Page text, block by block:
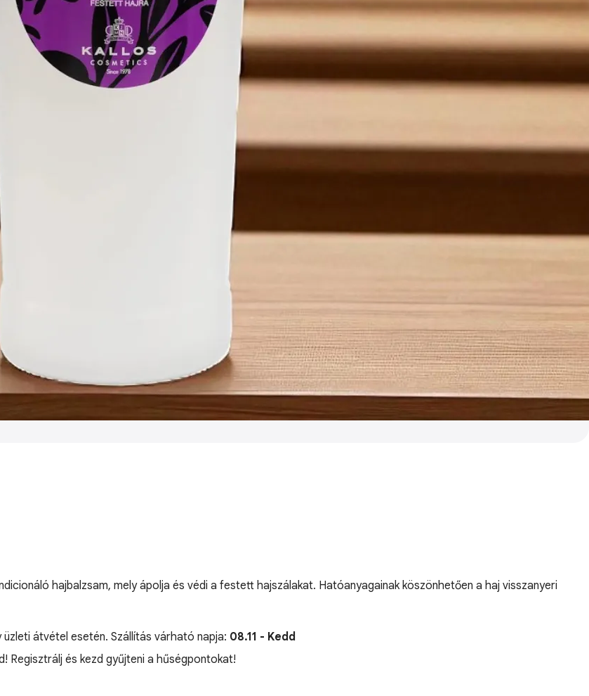
hajbalzsam, mely ápolja és védi a festett hajszálakat. Hatóanyagainak köszönhetően a haj visszanyeri
átvétel esetén. Szállítás várható napja: 08.11 - Kedd
Regisztrálj és kezd gyűjteni a hűségpontokat!